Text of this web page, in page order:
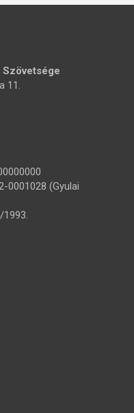
11.
0001028 (Gyulai
1993.